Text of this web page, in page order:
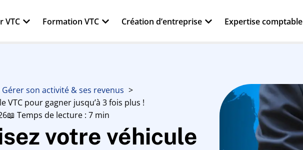
VTC Formation VTC Création d’entreprise Expertise comptable
Gérer son activité & ses revenus
VTC pour gagner jusqu’à 3 fois plus !
📖 Temps de lecture : 7 min
votre véhicule